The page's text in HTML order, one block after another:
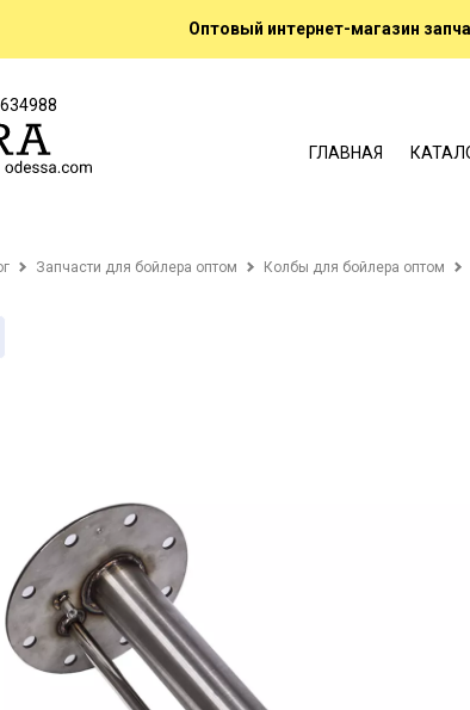
Оптовый интернет-магазин
ГЛАВНАЯ
Запчасти для бойлера оптом Колбы для бойлера оптом